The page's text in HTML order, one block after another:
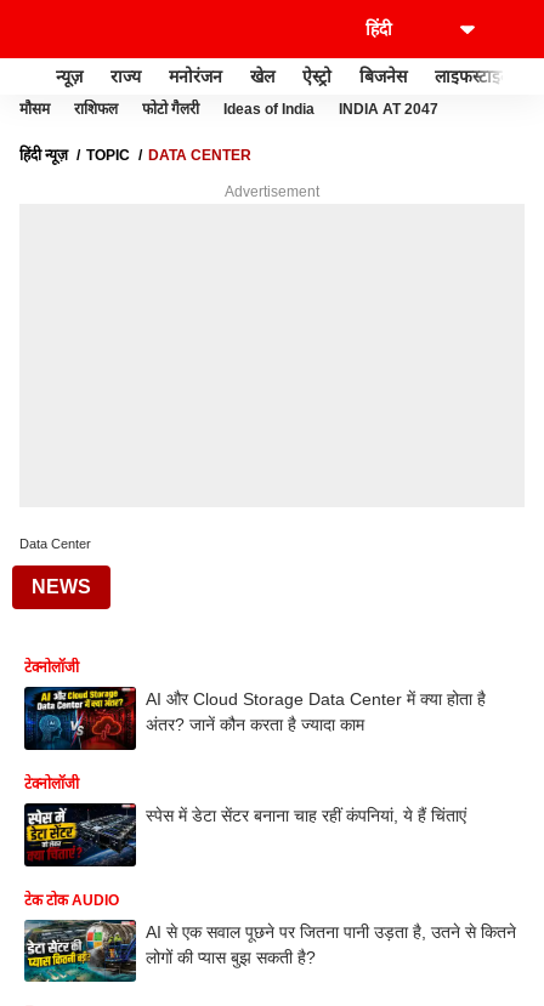
न्यूज़ राज्य मनोरंजन खेल ऐस्ट्रो बिजनेस लाइफस्टाइल
मौसम राशिफल फोटो गैलरी Ideas of India INDIA AT 2047
हिंदी न्यूज़ TOPIC DATA CENTER
Advertisement
Data Center
NEWS
टेक्नोलॉजी
AI और Cloud Storage Data Center में क्या होता है
अंतर? जानें कौन करता है ज्यादा काम
टेक्नोलॉजी
स्पेस में डेटा सेंटर बनाना चाह रहीं कंपनियां, ये हैं चिंताएं
टेक टोक AUDIO
AI से एक सवाल पूछने पर जितना पानी उड़ता है, उतने से कितने
लोगों की प्यास बुझ सकती है?